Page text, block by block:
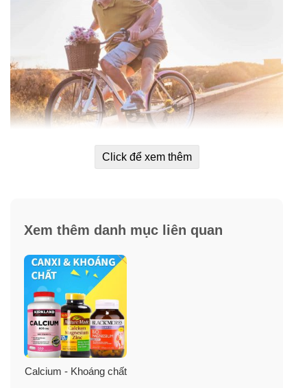
Thành phần viên uống bổ sung Kali
Click để xem thêm
Xem thêm danh mục liên quan
Calcium - Khoáng chất